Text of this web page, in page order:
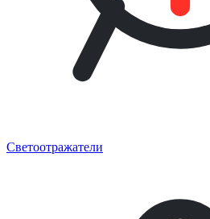
Светоотражатели